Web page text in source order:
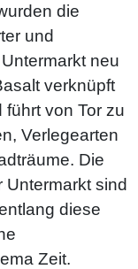
die
und
neu
verknüpft
von Tor zu
Verlegearten
Die
Untermarkt sind
diese
Zeit.